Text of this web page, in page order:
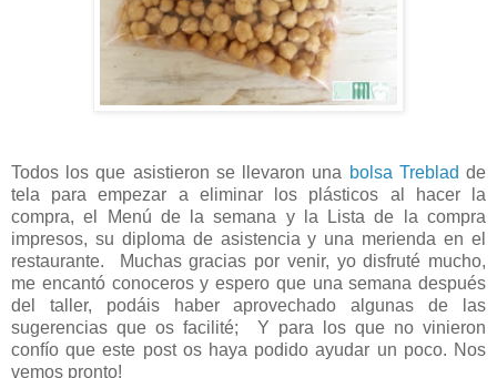
Todos los que asistieron se llevaron una bolsa Treblad de
tela para empezar a eliminar los plásticos al hacer la
compra, el Menú de la semana y la Lista de la compra
impresos, su diploma de asistencia y una merienda en el
restaurante. Muchas gracias por venir, yo disfruté mucho,
me encantó conoceros y espero que una semana después
del taller, podáis haber aprovechado algunas de las
sugerencias que os facilité; Y para los que no vinieron
confío que este post os haya podido ayudar un poco. Nos
vemos pronto!